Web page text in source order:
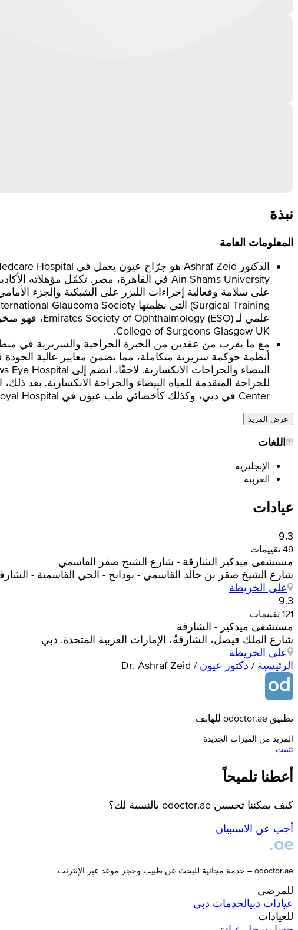
نبذة
المعلومات العامة
College of Surgeons Glasgow UK.
أنظمة حوكمة سريرية متكاملة، مما يضمن معايير عالية
Center في دبي، وكذلك كأخصائي طب عيون في NMC Royal Hospital في الشارقة.
عرض المزيد
اللغات
الإنجليزية
العربية
عيادات
9.3
49 تقييمات
مستشفى ميدكير الشارقة - شارع الشيخ صقر القاسمي
شارع الشيخ صقر بن خالد القاسمي - بودانج - الحي القاسمية -
على الخريطة
9.3
121 تقييمات
مستشفى ميدكير - الشارقة
شارع الملك فيصل، الشارقةّ، الإمارات العربية المتحدة, دبي
على الخريطة
الرئيسية / دكتور عيون /
Dr. Ashraf Zeid
تطبيق odoctor.ae للهاتف
المزيد من الميزات الجديدة
تثبيت
أعطنا تلميحاً
كيف يمكننا تحسين odoctor.ae بالنسبة لك؟
أجب عن الاستبيان
odoctor.ae – خدمة مجانية للبحث عن طبيب وحجز موعد عبر الإنترنت
للمرضى
عيادات دبيالخدمات دبي
للعيادات